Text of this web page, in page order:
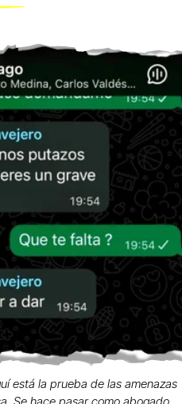
está la prueba de las amenazas